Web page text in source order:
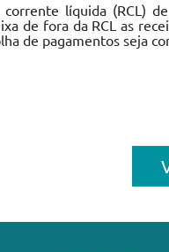
líquida (RCL)
de fora da RCL as
de pagamentos seja